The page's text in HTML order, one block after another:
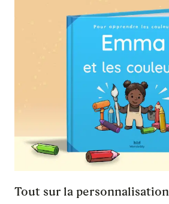
Tout sur la personnalisation